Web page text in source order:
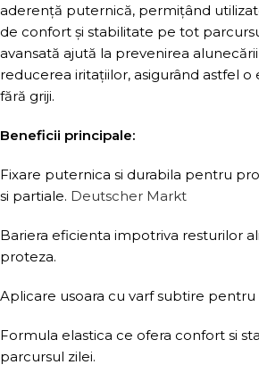
aderență puternică, permițând
de confort și stabilitate pe tot
avansată ajută la prevenirea
reducerea iritațiilor, asigurând astfel
fără griji.
Beneficii principale:
Fixare puternica si durabila pentru
si partiale. Deutscher Markt
Bariera eficienta impotriva resturilor
proteza.
Aplicare usoara cu varf subtire pentru
Formula elastica ce ofera confort si
parcursul zilei.